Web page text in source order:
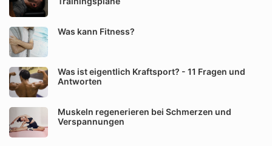
Was kann Fitness?
Was ist eigentlich Kraftsport? - 11 Fragen und
Antworten
Muskeln regenerieren bei Schmerzen und
Verspannungen